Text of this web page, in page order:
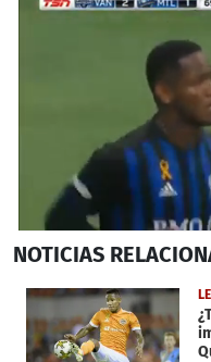
seconds
44
NOTICIAS